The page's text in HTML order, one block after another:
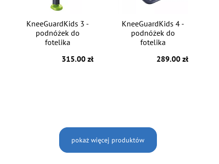
KneeGuardKids 3 -
podnóżek do
fotelika
315.00 zł
KneeGuardKids 4 -
podnóżek do
fotelika
289.00 zł
pokaż więcej produktów